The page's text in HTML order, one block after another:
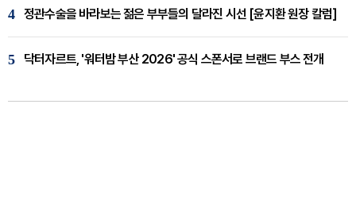
4 정관수술을 바라보는 젊은 부부들의 달라진 시선 [윤지환 원장 칼럼]
5 닥터자르트, '워터밤 부산 2026' 공식 스폰서로 브랜드 부스 전개